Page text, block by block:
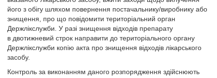
його з обігу шляхом повернення постачальнику/виробнику або
знищення, про що повідомити територіальний орган
Держлікслужби. У разі знищення відходів препарату
в двотижневий строк направити до територіального органу
Держлікслужби копію акта про знищення відходів лікарського
засобу.
Контроль за виконанням даного розпорядження здійснюють